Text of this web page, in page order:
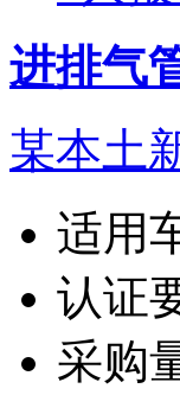
进排气
某本土
适用
认证
采购